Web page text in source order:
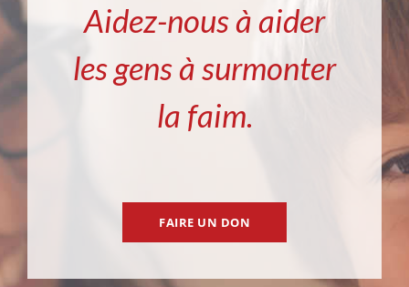
Aidez-nous à aider
les gens à surmonter
la faim.
FAIRE UN DON